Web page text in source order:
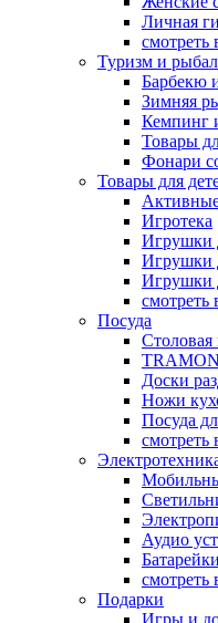
Личная
смотреть
Туризм и
Барбекю
Зимняя
Кемпинг
Товары
Фонари
Товары для
Игротека
Игрушки
Игрушки
Игрушки
смотреть
Посуда
Столовая
Доски
Ножи
Посуда
смотреть
Аудио
Батарейки
смотреть
Подарки
Игры и